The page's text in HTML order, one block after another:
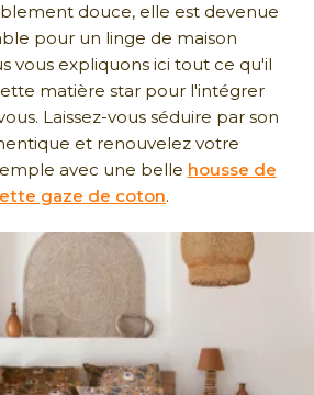
douce, elle est devenue
pour un linge de maison
vous expliquons ici tout ce qu'il
matière star pour l'intégrer
Laissez-vous séduire par son
et renouvelez votre
avec une belle housse de
gaze de coton.